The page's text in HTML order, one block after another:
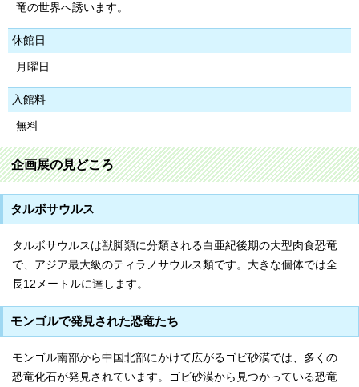
竜の世界へ誘います。
休館日
月曜日
入館料
無料
企画展の見どころ
タルボサウルス
タルボサウルスは獣脚類に分類される白亜紀後期の大型肉食恐竜
で、アジア最大級のティラノサウルス類です。大きな個体では全
長12メートルに達します。
モンゴルで発見された恐竜たち
モンゴル南部から中国北部にかけて広がるゴビ砂漠では、多くの
恐竜化石が発見されています。ゴビ砂漠から見つかっている恐竜